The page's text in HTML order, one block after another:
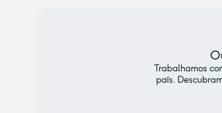
Trabalhamos
país.